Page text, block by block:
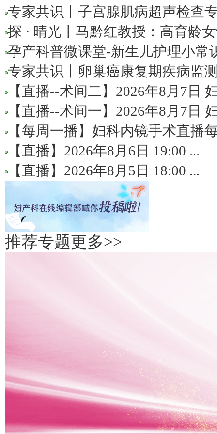
专家共识丨子宫腺肌病超声检查
探 · 晴光丨马黔红教授：高育龄
孕产科普微课堂-新生儿护理小常
专家共识丨卵巢癌康复期疾病监
【直播--术间二】2026年8月7日
【直播--术间一】2026年8月7日
【每周一播】妇科内镜手术直播
【直播】2026年8月6日 19:00 ...
【直播】2026年8月5日 18:00 ...
推荐专题更多>>